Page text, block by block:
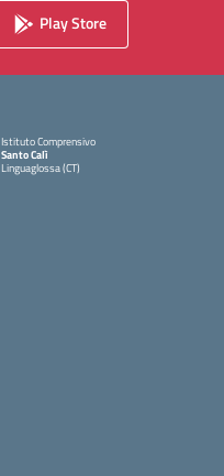
Play Store
Istituto Comprensivo
Santo Calì
Linguaglossa (CT)
— Visita la pagina iniziale della scuola